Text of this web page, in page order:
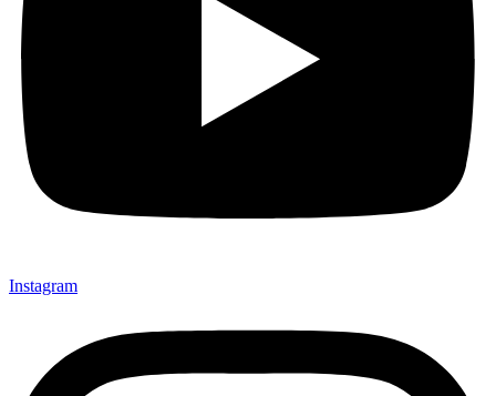
Instagram